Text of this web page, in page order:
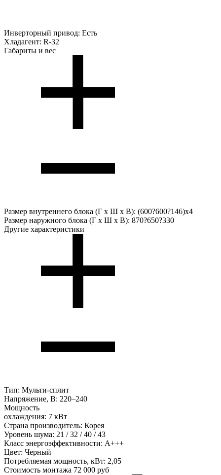
Инверторный привод: Есть
Хладагент: R-32
Габариты и вес
Размер внутреннего блока (Г х Ш х В): (600?600?146)x4
Размер наружного блока (Г х Ш х В): 870?650?330
Другие характеристики
Тип: Мульти-сплит
Напряжение, В: 220–240
Мощность
охлаждения: 7 кВт
Страна производитель: Корея
Уровень шума: 21 / 32 / 40 / 43
Класс энергоэффективности: А+++
Цвет: Черный
Потребляемая мощность, кВт: 2,05
Стоимость монтажа 72 000 руб